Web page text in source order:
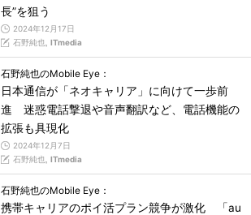
長”を狙う
2024年12月17日
石野純也, ITmedia
石野純也のMobile Eye：
日本通信が「ネオキャリア」に向けて一歩前
進 迷惑電話撃退や音声翻訳など、電話機能の
拡張も具現化
2024年12月7日
石野純也, ITmedia
石野純也のMobile Eye：
携帯キャリアのポイ活プラン競争が激化 「au